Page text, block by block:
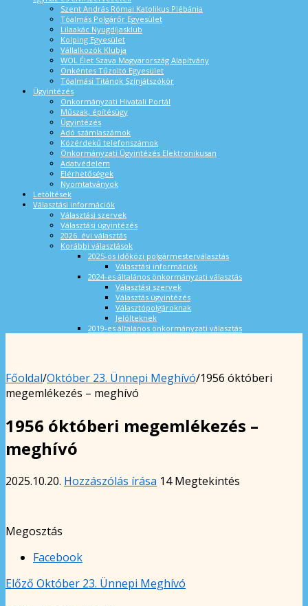
Szent András Római Katolikus Plébánia
Tóalmás Polgárőr Egyesület
Lilaakác Nyugdíjasklub
Kolping Egyesület
Vállalkozók Klubja
WOL Élet Szava Magyarország Alapítvány
Önkéntes Tűzoltó Egyesület
Tóalmási Titánok Színjátszókör
Ügyintézés
Önkormányzati Hivatali Portál
Műszak, építésügy
Ügyintézés
Adó számlaszámok
Közérdekű telefonszámok
Önkormányzati Ügyintézés Elektronikusan
Adatvédelem
Elérhetőségek
Nyomtatványok
Letöltések
Választási információk
Választási szervek
Választási ügyintézés
2026. évi választás
Korábbi választások
2025-ös időközi polgármesterválasztás
Választási információk
2024-es általános önkormányzati választás
Választási szervek
Választás ügyintézés
Választópolgároknak
Jelölteknek
2019-es általános önkormányzati választás
Főoldal/Október 23. Ünnepi Meghívó/1956 óktóberi
megemlékezés – meghívó
1956 óktóberi megemlékezés –
meghívó
2025.10.20. Hozzászólás írása 14 Megtekintés
Megosztás
Facebook
Előző Október 23. Ünnepi Meghívó